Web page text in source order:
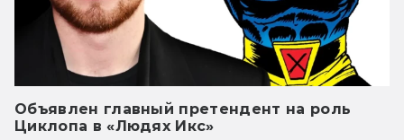
Объявлен главный претендент на роль
Циклопа в «Людях Икс»